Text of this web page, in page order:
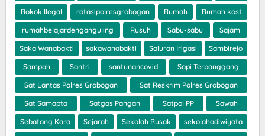
Rokok Ilegal rotasipolresgrobogan Rumah Rumah kost
rumahbelajardenganguling Rusuh Sabu-sabu Sajam
Saka Wanabakti sakawanabakti Saluran Irigasi Sambirejo
Sampah Santri santunancovid Sapi Terpanggang
Sat Lantas Polres Grobogan Sat Reskrim Polres Grobogan
Sat Samapta Satgas Pangan Satpol PP Sawah
Sebatang Kara Sejarah Sekolah Rusak sekolahadiwiyata